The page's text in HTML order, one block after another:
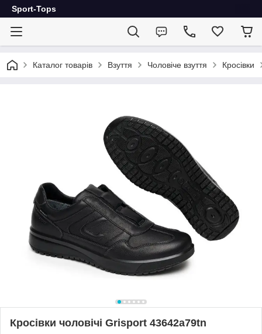
Sport-Tops
Каталог товарів Взуття Чоловіче взуття Кросівки
Кросівки чоловічі Grisport 43642a79tn